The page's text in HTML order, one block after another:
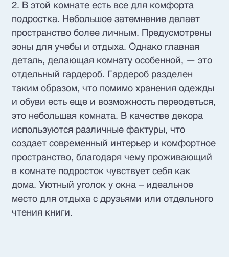
2. В этой комнате есть все для комфорта
подростка. Небольшое затемнение делает
пространство более личным. Предусмотрены
зоны для учебы и отдыха. Однако главная
деталь, делающая комнату особенной, — это
отдельный гардероб. Гардероб разделен
таким образом, что помимо хранения одежды
и обуви есть еще и возможность переодеться,
это небольшая комната. В качестве декора
используются различные фактуры, что
создает современный интерьер и комфортное
пространство, благодаря чему проживающий
в комнате подросток чувствует себя как
дома. Уютный уголок у окна – идеальное
место для отдыха с друзьями или отдельного
чтения книги.